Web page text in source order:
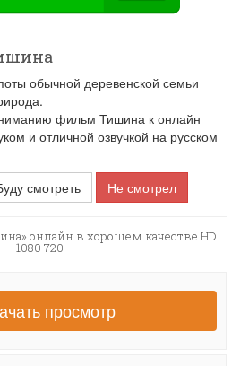
обычной деревенской семьи
фильм Тишина к онлайн
и отличной озвучкой на русском
смотреть Не смотрел
онлайн в хорошем качестве HD
1080 720
просмотр